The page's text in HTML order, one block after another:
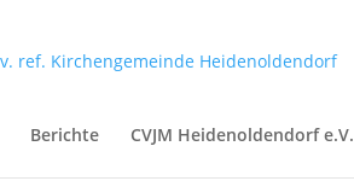
Berichte CVJM Heidenoldendorf e.V.